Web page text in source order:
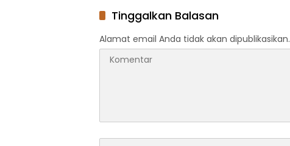
Tinggalkan Balasan
Alamat email Anda tidak akan dipublikasikan.